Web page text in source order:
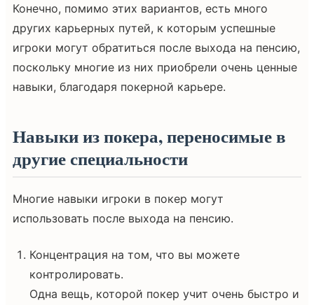
Конечно, помимо этих вариантов, есть много
других карьерных путей, к которым успешные
игроки могут обратиться после выхода на пенсию,
поскольку многие из них приобрели очень ценные
навыки, благодаря покерной карьере.
Навыки из покера, переносимые в
другие специальности
Многие навыки игроки в покер могут
использовать после выхода на пенсию.
Концентрация на том, что вы можете
контролировать.
Одна вещь, которой покер учит очень быстро и